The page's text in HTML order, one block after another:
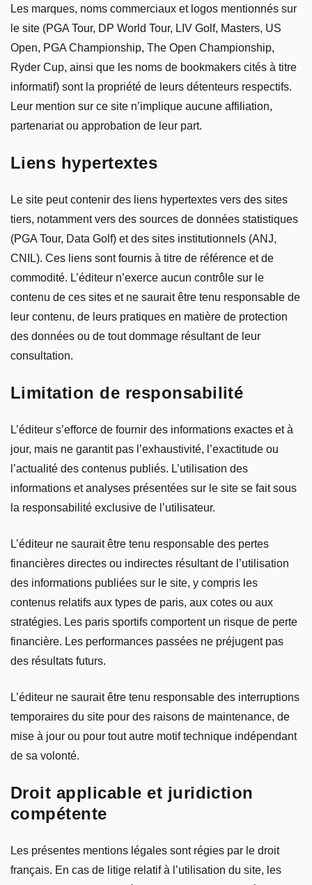
Les marques, noms commerciaux et logos mentionnés sur
le site (PGA Tour, DP World Tour, LIV Golf, Masters, US
Open, PGA Championship, The Open Championship,
Ryder Cup, ainsi que les noms de bookmakers cités à titre
informatif) sont la propriété de leurs détenteurs respectifs.
Leur mention sur ce site n’implique aucune affiliation,
partenariat ou approbation de leur part.
Liens hypertextes
Le site peut contenir des liens hypertextes vers des sites
tiers, notamment vers des sources de données statistiques
(PGA Tour, Data Golf) et des sites institutionnels (ANJ,
CNIL). Ces liens sont fournis à titre de référence et de
commodité. L’éditeur n’exerce aucun contrôle sur le
contenu de ces sites et ne saurait être tenu responsable de
leur contenu, de leurs pratiques en matière de protection
des données ou de tout dommage résultant de leur
consultation.
Limitation de responsabilité
L’éditeur s’efforce de fournir des informations exactes et à
jour, mais ne garantit pas l’exhaustivité, l’exactitude ou
l’actualité des contenus publiés. L’utilisation des
informations et analyses présentées sur le site se fait sous
la responsabilité exclusive de l’utilisateur.
L’éditeur ne saurait être tenu responsable des pertes
financières directes ou indirectes résultant de l’utilisation
des informations publiées sur le site, y compris les
contenus relatifs aux types de paris, aux cotes ou aux
stratégies. Les paris sportifs comportent un risque de perte
financière. Les performances passées ne préjugent pas
des résultats futurs.
L’éditeur ne saurait être tenu responsable des interruptions
temporaires du site pour des raisons de maintenance, de
mise à jour ou pour tout autre motif technique indépendant
de sa volonté.
Droit applicable et juridiction
compétente
Les présentes mentions légales sont régies par le droit
français. En cas de litige relatif à l’utilisation du site, les